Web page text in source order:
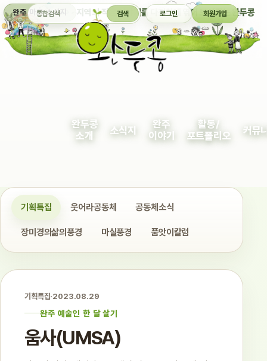
완주 마을 소식지 지역의 작은 이야기를 다정하게 엮어 보여주는 완두콩
통합검색 검색 로그인 회원가입
완두콩
소개
소식지
완주
이야기
활동/
포트폴리오
커뮤
기획특집 웃어라공동체 공동체소식
장미경의삶의풍경 마실풍경 품앗이칼럼
기획특집·2023.08.29
완주 예술인 한 달 살기
움사(UMSA)